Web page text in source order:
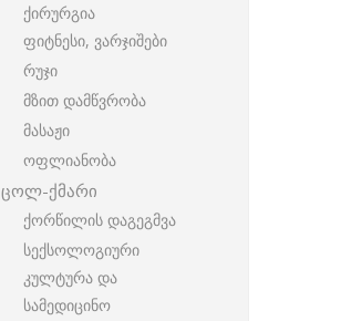
ქირურგია
ფიტნესი, ვარჯიშები
რუჯი
მზით დამწვრობა
მასაჟი
ოფლიანობა
ცოლ-ქმარი
ქორწილის დაგეგმვა
სექსოლოგიური
კულტურა და
სამედიცინო